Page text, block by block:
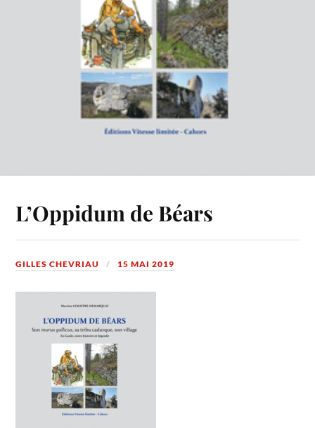
L’Oppidum de Béars
GILLES CHEVRIAU 15 MAI 2019